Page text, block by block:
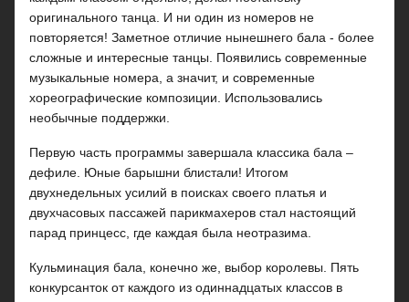
оригинального танца. И ни один из номеров не
повторяется! Заметное отличие нынешнего бала - более
сложные и интересные танцы. Появились современные
музыкальные номера, а значит, и современные
хореографические композиции. Использовались
необычные поддержки.
Первую часть программы завершала классика бала –
дефиле. Юные барышни блистали! Итогом
двухнедельных усилий в поисках своего платья и
двухчасовых пассажей парикмахеров стал настоящий
парад принцесс, где каждая была неотразима.
Кульминация бала, конечно же, выбор королевы. Пять
конкурсанток от каждого из одиннадцатых классов в